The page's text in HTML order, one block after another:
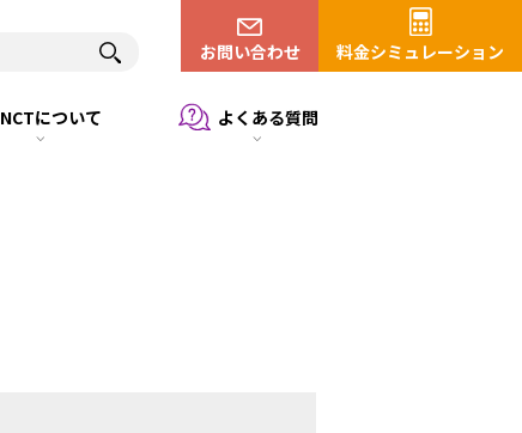
お問い合わせ 料金シミュレーション
NCTについて よくある質問